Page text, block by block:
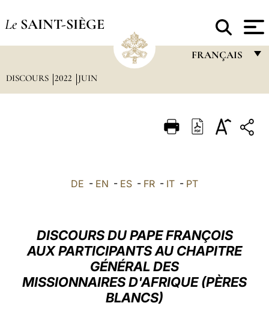
Le SAINT-SIÈGE
FRANÇAIS
ITALIANO
العربيّة
LATINE
DISCOURS 2022 JUIN
DE - EN - ES - FR - IT - PT
DISCOURS DU PAPE FRANÇOIS
AUX PARTICIPANTS AU CHAPITRE
GÉNÉRAL DES
MISSIONNAIRES D'AFRIQUE (PÈRES
BLANCS)